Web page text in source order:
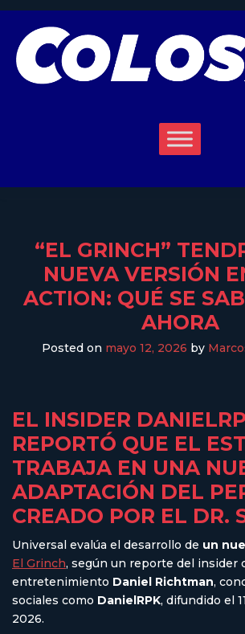
“EL GRINCH”
NUEVA VERSIÓN
ACTION: QUÉ SE
AHORA
Posted on mayo 12, 2026 by
EL INSIDER
REPORTÓ QUE EL
TRABAJA EN UNA
ADAPTACIÓN DEL
CREADO POR EL DR.
Universal evalúa el desarrollo de un
El Grinch, según un reporte del insider
entretenimiento Daniel Richtman,
sociales como DanielRPK, difundido el
2026.